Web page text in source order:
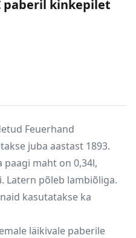
paberil kinkepilet
Feuerhand
juba aastast 1893.
maht on 0,34l,
Latern põleb lambiõliga.
kasutatakse ka
läikivale paberile